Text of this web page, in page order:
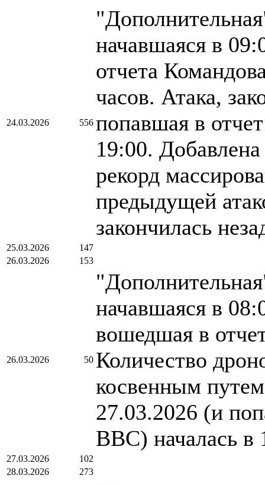
24.03.2026 556
начавшаяся в
отчета
часов. Атака,
попавшая в
19:00.
рекорд
предыдущей
закончилась
25.03.2026
147
26.03.2026
153
26.03.2026 50
начавшаяся в
вошедшая в
Количество
косвенным
27.03.2026 (и
ВВС) началась в
27.03.2026
102
28.03.2026
273